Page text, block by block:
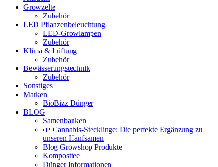
Growzelte
Zubehör
LED Pflanzenbeleuchtung
LED-Growlampen
Zubehör
Klima & Lüftung
Zubehör
Bewässerungstechnik
Zubehör
Sonstiges
Marken
BioBizz Dünger
BLOG
Samenbanken
🌱 Cannabis-Stecklinge: Die perfekte Ergänzung zu
unseren Hanfsamen
Blog Growshop Produkte
Komposttee
Dünger Informationen